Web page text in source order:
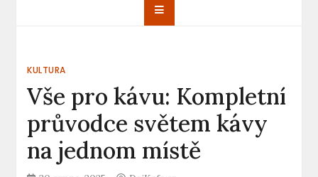
KULTURA
Vše pro kávu: Kompletní
průvodce světem kávy
na jednom místě